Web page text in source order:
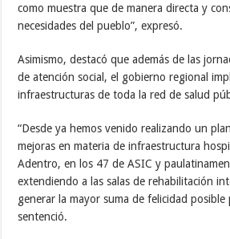
como muestra que de manera directa y
necesidades del pueblo”, expresó.
Asimismo, destacó que además de las
de atención social, el gobierno regional
infraestructuras de toda la red de salud
“Desde ya hemos venido realizando un
mejoras en materia de infraestructura
Adentro, en los 47 de ASIC y
extendiendo a las salas de rehabilitación
generar la mayor suma de felicidad posible
sentenció.